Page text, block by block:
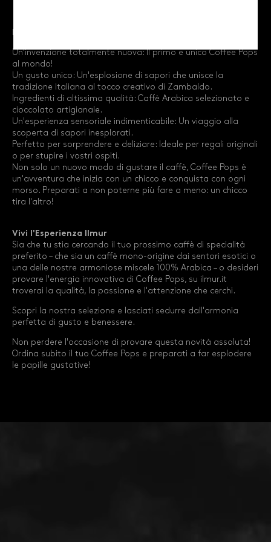
Un'invenzione totalmente nuova: Il primo e unico Coffee Pops
al mondo!
Un gusto unico: Un'esplosione di sapori che unisce la
tradizione italiana al tocco creativo di Zambaldo.
Ingredienti di altissima qualità: Caffè Arabica selezionato e
cioccolato artigianale.
Un'esperienza sensoriale indimenticabile: Un viaggio alla
scoperta di sapori inesplorati.
Perfetto per sorprendere e deliziare: Ideale per regali originali
o per stupire i vostri ospiti.
Non solo un nuovo modo di gustare il caffè, Coffee Pops è
un'avventura che inizia con un chicco e conquista con ogni
morso. Preparati a non poterne più fare a meno: un chicco
tira l'altro!
Vivi l'Esperienza Ilmur
Sia che tu stia cercando il tuo prossimo caffè di specialità
preferito – che sia un caffè mono-origine dai sentori esotici o
una delle nostre armoniose miscele 100% Arabica – o desideri
provare l'energia innovativa di Coffee Pops, su ilmur.it
troverai la qualità, la passione e l'attenzione che cerchi.
Scopri la nostra selezione e lasciati sedurre dall'armonia
perfetta di gusto e benessere.
Non perdere l'occasione di provare questa novità assoluta!
Ordina subito il tuo Coffee Pops e preparati a far esplodere
le papille gustative!